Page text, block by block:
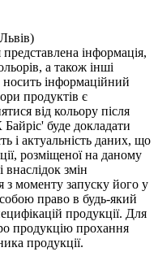
інформація,
а також інші
носить інформаційний
продуктів є
від кольору після
буде докладати
і актуальність даних, що
розміщеної на даному
внаслідок змін
з моменту запуску його у
право в будь-який
продукції. Для
продукцію прохання
продукції.